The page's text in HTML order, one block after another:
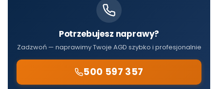
Potrzebujesz naprawy?
Zadzwoń — naprawimy Twoje AGD szybko i profesjonalnie
500 597 357